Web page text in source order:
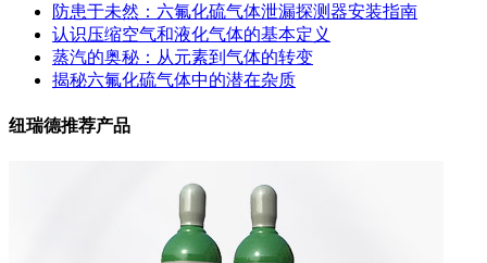
防患于未然：六氟化硫气体泄漏探测器安装指南
认识压缩空气和液化气体的基本定义
蒸汽的奥秘：从元素到气体的转变
揭秘六氟化硫气体中的潜在杂质
纽瑞德推荐产品